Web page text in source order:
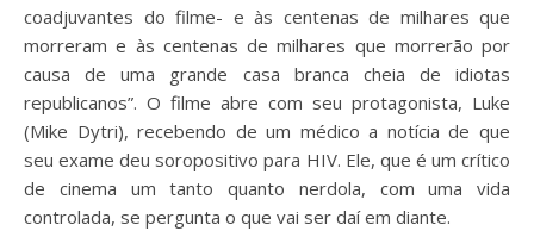
coadjuvantes do filme- e às centenas de milhares que
morreram e às centenas de milhares que morrerão por
causa de uma grande casa branca cheia de idiotas
republicanos”. O filme abre com seu protagonista, Luke
(Mike Dytri), recebendo de um médico a notícia de que
seu exame deu soropositivo para HIV. Ele, que é um crítico
de cinema um tanto quanto nerdola, com uma vida
controlada, se pergunta o que vai ser daí em diante.